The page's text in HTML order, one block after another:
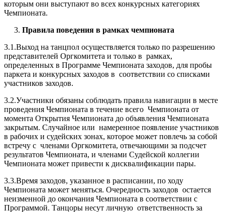
которым они выступают во всех конкурсных категориях
Чемпионата.
3. Правила поведения в рамках чемпионата
3.1.Выход на танцпол осуществляется только по разрешению
представителей Оргкомитета и только в рамках,
определенных в Программе Чемпионата заходов, для пробы
паркета и конкурсных заходов в соответствии со списками
участников заходов.
3.2.Участники обязаны соблюдать правила навигации в месте
проведения Чемпионата в течение всего Чемпионата от
момента Открытия Чемпионата до объявления Чемпионата
закрытым. Случайное или намеренное появление участников
в рабочих и судейских зонах, которое может повлечь за собой
встречу с членами Оргкомитета, отвечающими за подсчет
результатов Чемпионата, и членами Судейской коллегии
Чемпионата может привести к дисквалификации пары.
3.3.Время заходов, указанное в расписании, по ходу
Чемпионата может меняться. Очередность заходов остается
неизменной до окончания Чемпионата в соответствии с
Программой. Танцоры несут личную ответственность за